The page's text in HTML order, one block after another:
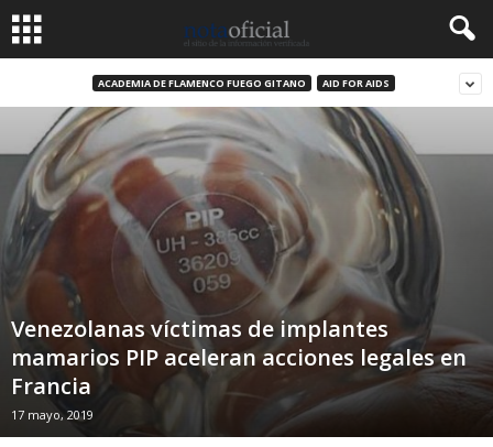
ACADEMIA DE FLAMENCO FUEGO GITANO AID FOR AIDS
Venezolanas víctimas de implantes
mamarios PIP aceleran acciones legales en
Francia
17 mayo, 2019